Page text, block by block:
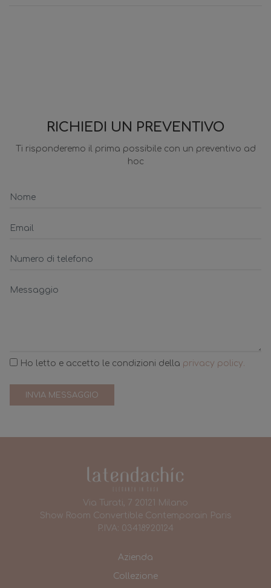
RICHIEDI UN PREVENTIVO
Ti risponderemo il prima possibile con un preventivo ad
hoc
Ho letto e accetto le condizioni della privacy policy.
INVIA MESSAGGIO
Via Turati, 7 20121 Milano
Show Room Convertible Contemporain Paris
P.IVA: 03418920124
Azienda
Collezione